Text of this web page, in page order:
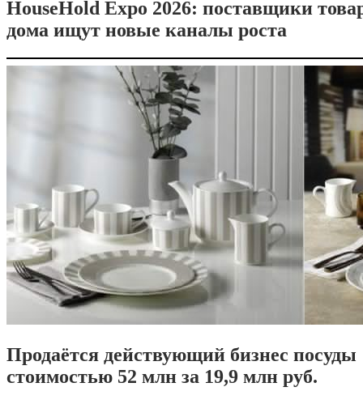
HouseHold Expo 2026: поставщики
дома ищут новые каналы роста
Продаётся действующий бизнес посуды
стоимостью 52 млн за 19,9 млн руб.